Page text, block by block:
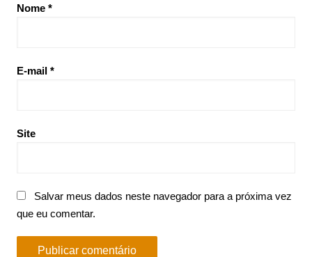
Nome *
E-mail *
Site
Salvar meus dados neste navegador para a próxima vez
que eu comentar.